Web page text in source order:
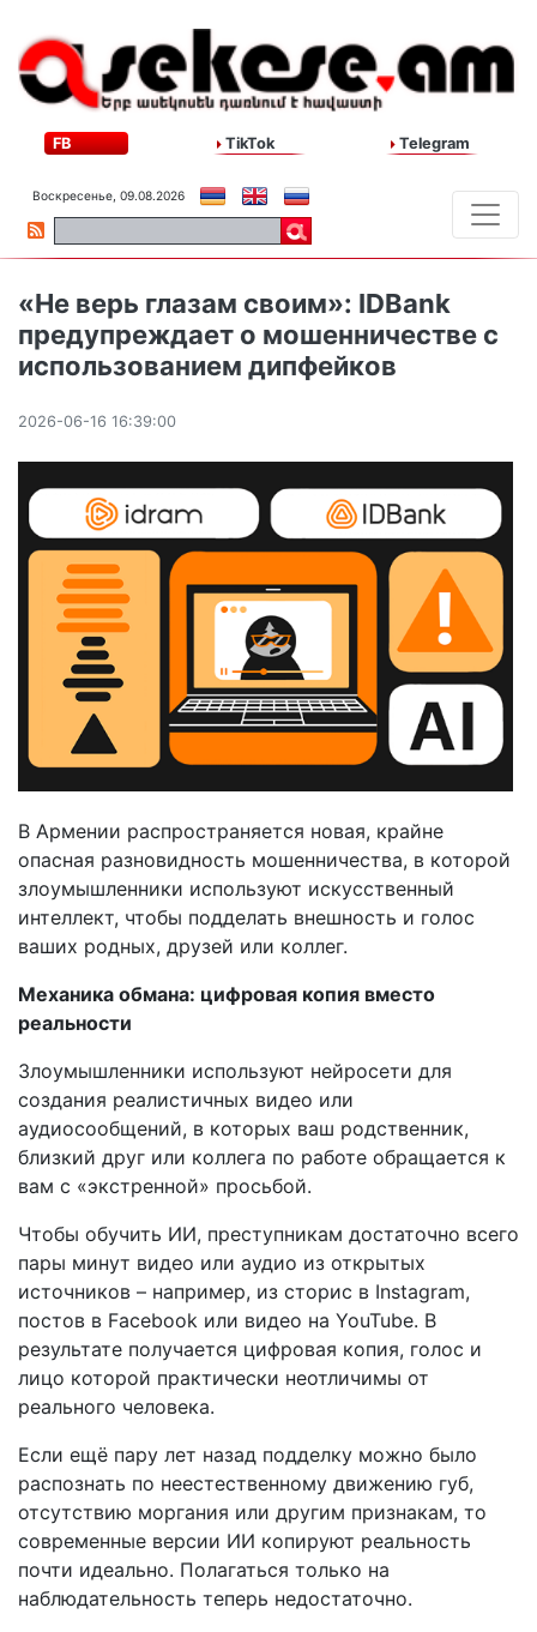
FB TikTok Telegram
Воскресенье, 09.08.2026
«Не верь глазам своим»: IDBank
предупреждает о мошенничестве с
использованием дипфейков
2026-06-16 16:39:00
В Армении распространяется новая, крайне
опасная разновидность мошенничества, в которой
злоумышленники используют искусственный
интеллект, чтобы подделать внешность и голос
ваших родных, друзей или коллег.
Механика обмана: цифровая копия вместо
реальности
Злоумышленники используют нейросети для
создания реалистичных видео или
аудиосообщений, в которых ваш родственник,
близкий друг или коллега по работе обращается к
вам с «экстренной» просьбой.
Чтобы обучить ИИ, преступникам достаточно всего
пары минут видео или аудио из открытых
источников – например, из сторис в Instagram,
постов в Facebook или видео на YouTube. В
результате получается цифровая копия, голос и
лицо которой практически неотличимы от
реального человека.
Если ещё пару лет назад подделку можно было
распознать по неестественному движению губ,
отсутствию моргания или другим признакам, то
современные версии ИИ копируют реальность
почти идеально. Полагаться только на
наблюдательность теперь недостаточно.